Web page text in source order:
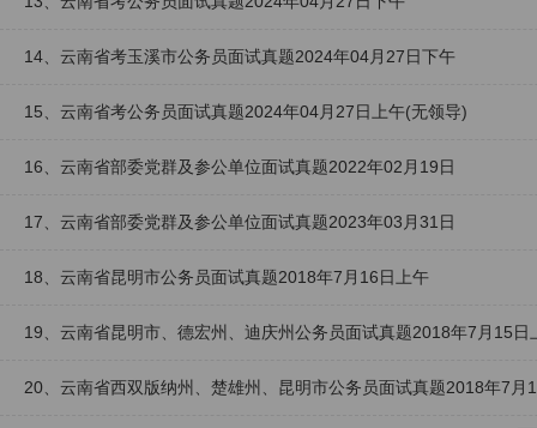
14、云南省考玉溪市公务员面试真题2024年04月27日下午
15、云南省考公务员面试真题2024年04月27日上午(无领导)
16、云南省部委党群及参公单位面试真题2022年02月19日
17、云南省部委党群及参公单位面试真题2023年03月31日
18、云南省昆明市公务员面试真题2018年7月16日上午
19、云南省昆明市、德宏州、迪庆州公务员面试真题2018年7月15日
20、云南省西双版纳州、楚雄州、昆明市公务员面试真题2018年7月